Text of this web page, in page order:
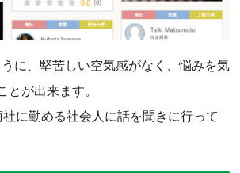
に、堅苦しい空気感がなく、悩みを気
とが出来ます。
に勤める社会人に話を聞きに行って